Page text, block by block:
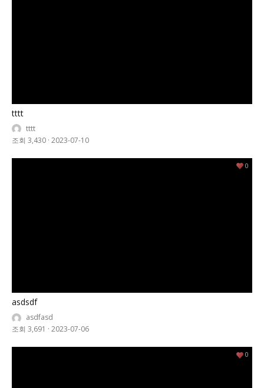
tttt
tttt
조회 3,430 · 2023-07-10
asdsdf
asdfasd
조회 3,691 · 2023-07-06
0
0